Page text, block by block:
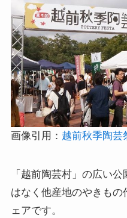
画像引用： 越前秋季陶芸
「越前陶芸村」の広い
はなく他産地のやきも
ェアです。